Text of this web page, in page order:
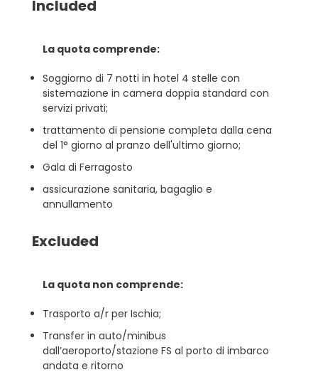
Included
La quota comprende:
Soggiorno di 7 notti in hotel 4 stelle con
sistemazione in camera doppia standard con
servizi privati;
trattamento di pensione completa dalla cena
del 1° giorno al pranzo dell'ultimo giorno;
Gala di Ferragosto
assicurazione sanitaria, bagaglio e
annullamento
Excluded
La quota non comprende:
Trasporto a/r per Ischia;
Transfer in auto/minibus
dall’aeroporto/stazione FS al porto di imbarco
andata e ritorno